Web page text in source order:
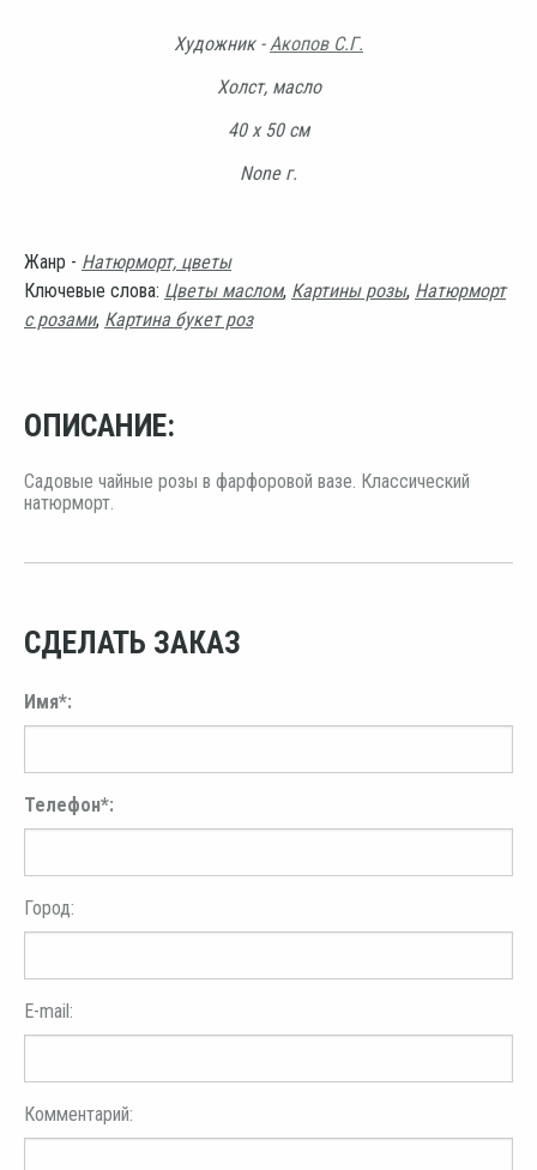
Художник - Акопов С.Г.
Холст, масло
40 х 50 см
None г.
Жанр - Натюрморт, цветы
Ключевые слова: Цветы маслом, Картины розы, Натюрморт
с розами, Картина букет роз
ОПИСАНИЕ:
Садовые чайные розы в фарфоровой вазе. Классический
натюрморт.
СДЕЛАТЬ ЗАКАЗ
Имя*:
Телефон*:
Город:
E-mail:
Комментарий: